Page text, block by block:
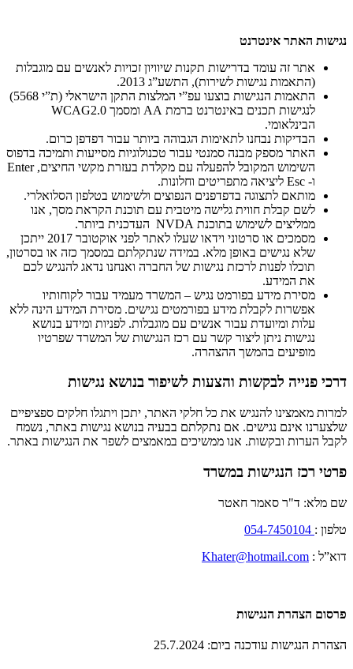
נגישות האתר אינטרנט
אתר זה עומד בדרישות תקנות שיוויון זכויות לאנשים עם מוגבלות
(התאמות נגישות לשירות), התשע”ג 2013.
התאמות הנגישות בוצעו עפ”י המלצות התקן הישראלי (ת”י 5568)
לנגישות תכנים באינטרנט ברמת AA ומסמך WCAG2.0
הבינלאומי.
הבדיקות נבחנו לתאימות הגבוהה ביותר עבור דפדפן כרום.
האתר מספק מבנה סמנטי עבור טכנולוגיות מסייעות ותמיכה בדפוס
השימוש המקובל להפעלה עם מקלדת בעזרת מקשי החיצים, Enter
ו- Esc ליציאה מתפריטים וחלונות.
מותאם לתצוגה בדפדפנים הנפוצים ולשימוש בטלפון הסלואלרי.
לשם קבלת חווית גלישה מיטבית עם תוכנת הקראת מסך, אנו
ממליצים לשימוש בתוכנת NVDA העדכנית ביותר.
מסמכים או סרטוני וידאו שעלו לאתר לפני אוקטובר 2017 ייתכן
שלא נגישים באופן מלא. במידה שנתקלתם במסמך כזה או בסרטון,
תוכלו לפנות לרכזת נגישות של החברה ואנחנו נדאג להנגיש לכם
את המידע.
מסירת מידע בפורמט נגיש – המשרד מעמיד עבור לקוחותיו
אפשרות לקבלת מידע בפורמטים נגישים. מסירת המידע הינה ללא
עלות ומיועדת עבור אנשים עם מוגבלות. לפניות ומידע בנושא
נגישות ניתן ליצור קשר עם רכז הנגישות של המשרד שפרטיו
מופיעים בהמשך ההצהרה.
דרכי פנייה לבקשות והצעות לשיפור בנושא נגישות
למרות מאמצינו להנגיש את כל חלקי האתר, יתכן ויתגלו חלקים ספציפיים
שלצערנו אינם נגישים. אם נתקלתם בבעיה בנושא נגישות באתר, נשמח
לקבל הערות ובקשות. אנו ממשיכים במאמצים לשפר את הנגישות באתר.
פרטי רכז הנגישות במשרד
שם מלא: ד"ר סאמר חאטר
טלפון :
דוא”ל : Khater@hotmail.com
פרסום הצהרת הנגישות
הצהרת הנגישות עודכנה ביום: 25.7.2024